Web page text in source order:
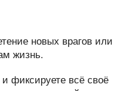
новых врагов или
жизнь.
фиксируете всё своё